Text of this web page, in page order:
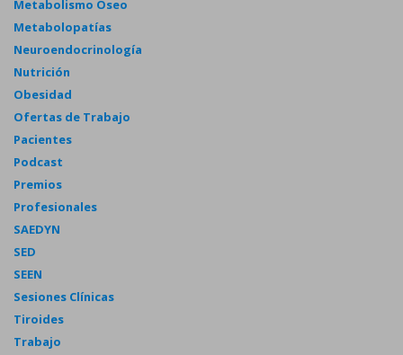
Metabolismo Óseo
Metabolopatías
Neuroendocrinología
Nutrición
Obesidad
Ofertas de Trabajo
Pacientes
Podcast
Premios
Profesionales
SAEDYN
SED
SEEN
Sesiones Clínicas
Tiroides
Trabajo